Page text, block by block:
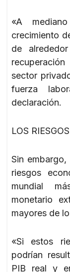
«A
crecimiento
de
sector
fuerza
declaración.
LOS
Sin
riesgos
mundial
monetario
mayores de
«Si estos
podrían
PIB real y